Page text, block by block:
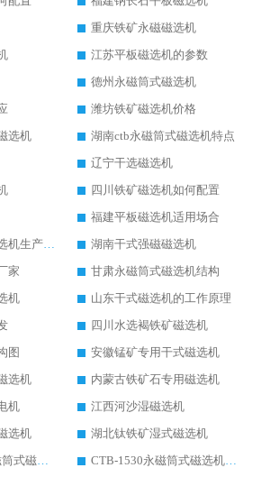
重庆铁矿永磁磁选机
江苏平板磁选机的参数
德州永磁筒式磁选机
潍坊铁矿磁选机价格
选机
湖南ctb永磁筒式磁选机特点
辽宁干选磁选机
四川铁矿磁选机如何配置
福建平板磁选机适用场合
江西平板全自动磁选机生产厂家
湖南干式强磁磁选机
家
甘肃永磁筒式磁选机结构
机
山东干式磁选机的工作原理
四川水选褐铁矿磁选机
图
安徽锰矿专用干式磁选机
选机
内蒙古铁矿石专用磁选机
机
江西河沙湿磁选机
选机
湖北钛铁矿湿式磁选机
CTB-1540新疆永磁筒式磁选机
CTB-1530永磁筒式磁选机代理商